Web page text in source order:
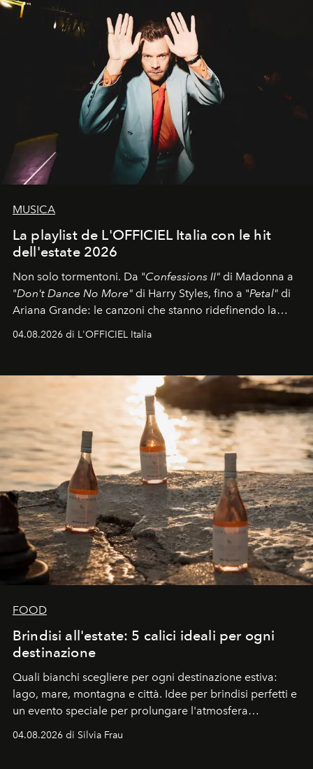
MUSICA
La playlist de L'OFFICIEL Italia con le hit
dell'estate 2026
Non solo tormentoni. Da "Confessions II" di Madonna a
"Don't Dance No More" di Harry Styles, fino a "Petal" di
Ariana Grande: le canzoni che stanno ridefinendo la
colonna sonora della stagione.
04.08.2026 di L'OFFICIEL Italia
FOOD
Brindisi all'estate: 5 calici ideali per ogni
destinazione
Quali bianchi scegliere per ogni destinazione estiva:
lago, mare, montagna e città. Idee per brindisi perfetti e
un evento speciale per prolungare l'atmosfera
04.08.2026 di Silvia Frau